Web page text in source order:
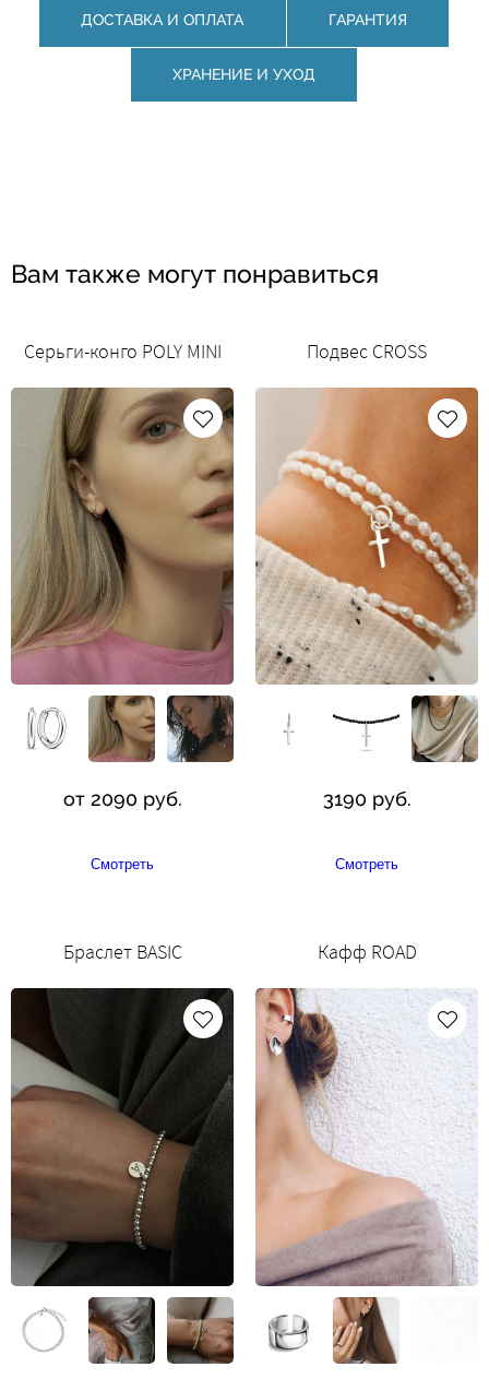
ДОСТАВКА И ОПЛАТА ГАРАНТИЯ
ХРАНЕНИЕ И УХОД
Вам также могут понравиться
Серьги-конго POLY MINI
от 2090 руб.
Смотреть
Подвес CROSS
3190 руб.
Смотреть
Браслет BASIC Кафф ROAD